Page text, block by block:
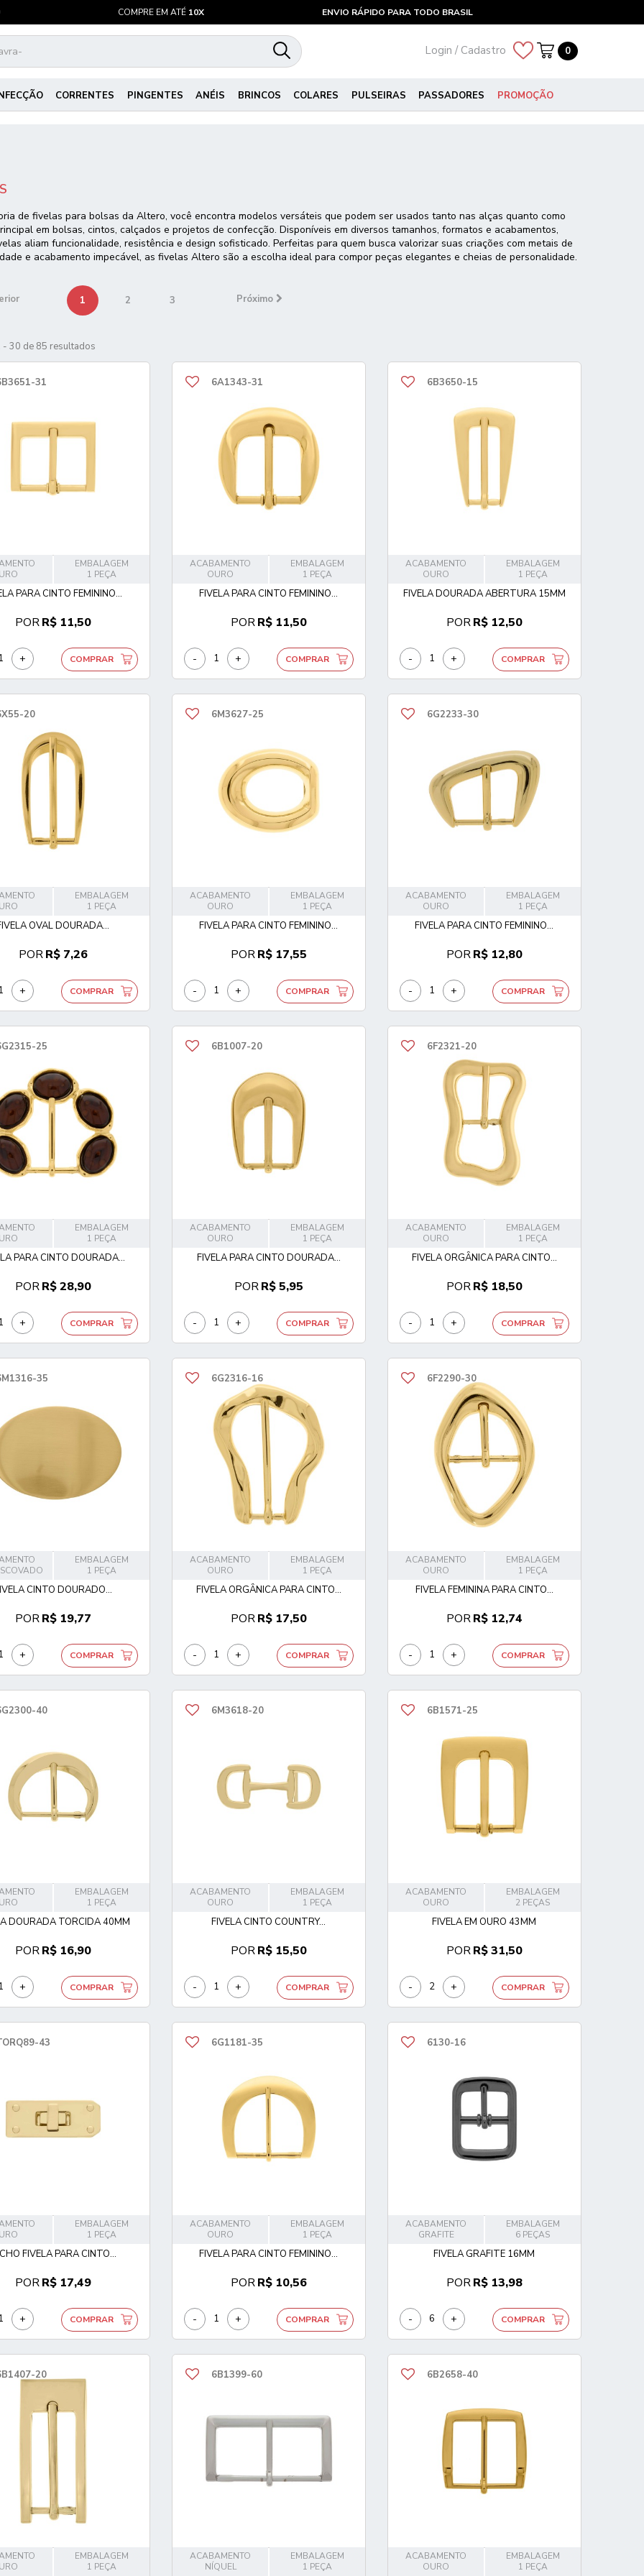
COMPRE EM ATÉ 10X ENVIO RÁPIDO PARA TODO BRASIL
Login / Cadastro 0
CORRENTES PINGENTES ANÉIS BRINCOS COLARES PULSEIRAS PASSADORES PROMOÇÃO
de fivelas para bolsas da Altero, você encontra modelos versáteis que podem ser usados tanto nas alças quanto como
em bolsas, cintos, calçados e projetos de confecção. Disponíveis em diversos tamanhos, formatos e acabamentos,
aliam funcionalidade, resistência e design sofisticado. Perfeitas para quem busca valorizar suas criações com metais de
e acabamento impecável, as fivelas Altero são a escolha ideal para compor peças elegantes e cheias de personalidade.
1 2 3 Próximo
- 30 de 85 resultados
31
EMBALAGEM
1 PEÇA
PARA CINTO FEMININO...
PORR$ 11,50
+ COMPRAR
6A1343-31
ACABAMENTO
OURO
EMBALAGEM
1 PEÇA
FIVELA PARA CINTO FEMININO...
PORR$ 11,50
- + COMPRAR
6B3650-15
ACABAMENTO
OURO
EMBALAGEM
1 PEÇA
FIVELA DOURADA ABERTURA 15MM
PORR$ 12,50
- + COMPRAR
20
EMBALAGEM
1 PEÇA
OVAL DOURADA...
PORR$ 7,26
+ COMPRAR
6M3627-25
ACABAMENTO
OURO
EMBALAGEM
1 PEÇA
FIVELA PARA CINTO FEMININO...
PORR$ 17,55
- + COMPRAR
6G2233-30
ACABAMENTO
OURO
EMBALAGEM
1 PEÇA
FIVELA PARA CINTO FEMININO...
PORR$ 12,80
- + COMPRAR
25
EMBALAGEM
1 PEÇA
PARA CINTO DOURADA...
PORR$ 28,90
+ COMPRAR
6B1007-20
ACABAMENTO
OURO
EMBALAGEM
1 PEÇA
FIVELA PARA CINTO DOURADA...
PORR$ 5,95
- + COMPRAR
6F2321-20
ACABAMENTO
OURO
EMBALAGEM
1 PEÇA
FIVELA ORGÂNICA PARA CINTO...
PORR$ 18,50
- + COMPRAR
35
EMBALAGEM
1 PEÇA
CINTO DOURADO...
PORR$ 19,77
+ COMPRAR
6G2316-16
ACABAMENTO
OURO
EMBALAGEM
1 PEÇA
FIVELA ORGÂNICA PARA CINTO...
PORR$ 17,50
- + COMPRAR
6F2290-30
ACABAMENTO
OURO
EMBALAGEM
1 PEÇA
FIVELA FEMININA PARA CINTO...
PORR$ 12,74
- + COMPRAR
40
EMBALAGEM
1 PEÇA
DOURADA TORCIDA 40MM
PORR$ 16,90
+ COMPRAR
6M3618-20
ACABAMENTO
OURO
EMBALAGEM
1 PEÇA
FIVELA CINTO COUNTRY...
PORR$ 15,50
- + COMPRAR
6B1571-25
ACABAMENTO
OURO
EMBALAGEM
2 PEÇAS
FIVELA EM OURO 43MM
PORR$ 31,50
- + COMPRAR
43
EMBALAGEM
1 PEÇA
FIVELA PARA CINTO...
PORR$ 17,49
+ COMPRAR
6G1181-35
ACABAMENTO
OURO
EMBALAGEM
1 PEÇA
FIVELA PARA CINTO FEMININO...
PORR$ 10,56
- + COMPRAR
6130-16
ACABAMENTO
GRAFITE
EMBALAGEM
6 PEÇAS
FIVELA GRAFITE 16MM
PORR$ 13,98
- + COMPRAR
20
EMBALAGEM
1 PEÇA
6B1399-60
ACABAMENTO
NÍQUEL
EMBALAGEM
1 PEÇA
6B2658-40
ACABAMENTO
OURO
EMBALAGEM
1 PEÇA